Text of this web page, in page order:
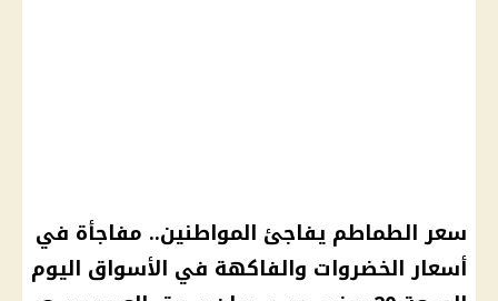
سعر الطماطم يفاجئ المواطنين.. مفاجأة في
أسعار الخضروات والفاكهة في الأسواق اليوم